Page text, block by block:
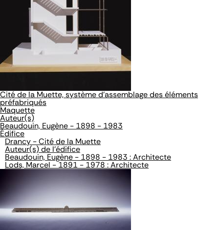
Cité de la Muette, système d'assemblage des éléments
préfabriqués
Maquette
Auteur(s)
Beaudouin, Eugène - 1898 - 1983
Édifice
Drancy - Cité de la Muette
Auteur(s) de l'édifice
Beaudouin, Eugène - 1898 - 1983 : Architecte
Lods, Marcel - 1891 - 1978 : Architecte